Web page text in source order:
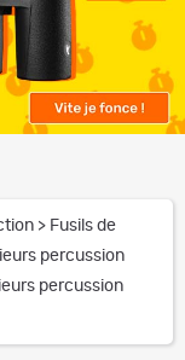
> Fusils de
percussion
percussion